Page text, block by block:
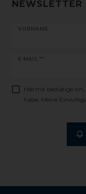
NEWSLETTER
VORNAME
E-MAIL **
Newsletter
Hiermit bestätige ich,
habe. Meine